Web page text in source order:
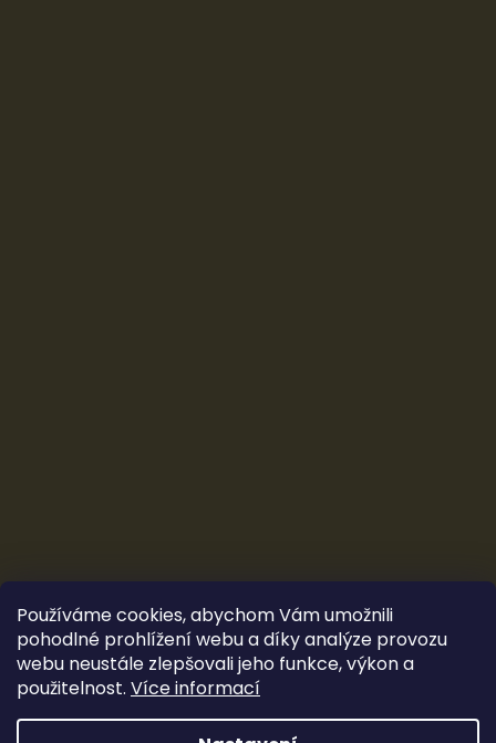
Používáme cookies, abychom Vám umožnili
pohodlné prohlížení webu a díky analýze provozu
webu neustále zlepšovali jeho funkce, výkon a
použitelnost. Více informací
Vytvořil Shoptet&Ludec